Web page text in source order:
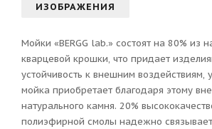
ИЗОБРАЖЕНИЯ
Мойки «BERGG lab.» состоят на 80% из
кварцевой крошки, что придает
устойчивость к внешним воздействиям,
мойка приобретает благодаря этому
натурального камня. 20%
полиэфирной смолы надежно